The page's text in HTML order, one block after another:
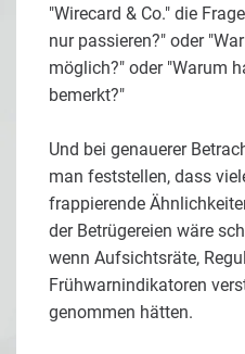
"Wirecard & Co." die
nur passieren?" oder
möglich?" oder "Warum
bemerkt?"
Und bei genauerer
man feststellen, dass
frappierende
der Betrügereien wäre
wenn Aufsichtsräte,
Frühwarnindikatoren
genommen hätten.